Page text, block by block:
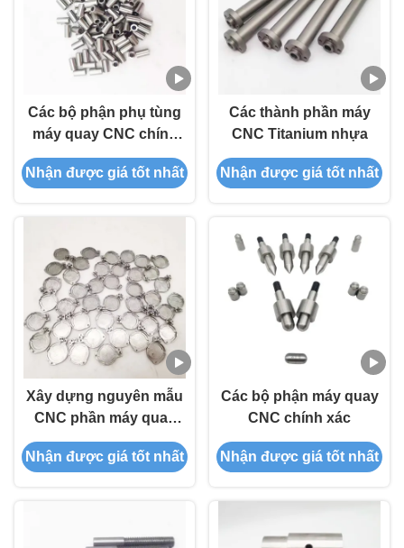
Các bộ phận phụ tùng
máy quay CNC chính
xác
Nhận được giá tốt nhất
Các thành phần máy
CNC Titanium nhựa
Nhận được giá tốt nhất
Xây dựng nguyên mẫu
CNC phần máy quay
thép không gỉ Phần
nhôm máy
Nhận được giá tốt nhất
Các bộ phận máy quay
CNC chính xác
Nhận được giá tốt nhất